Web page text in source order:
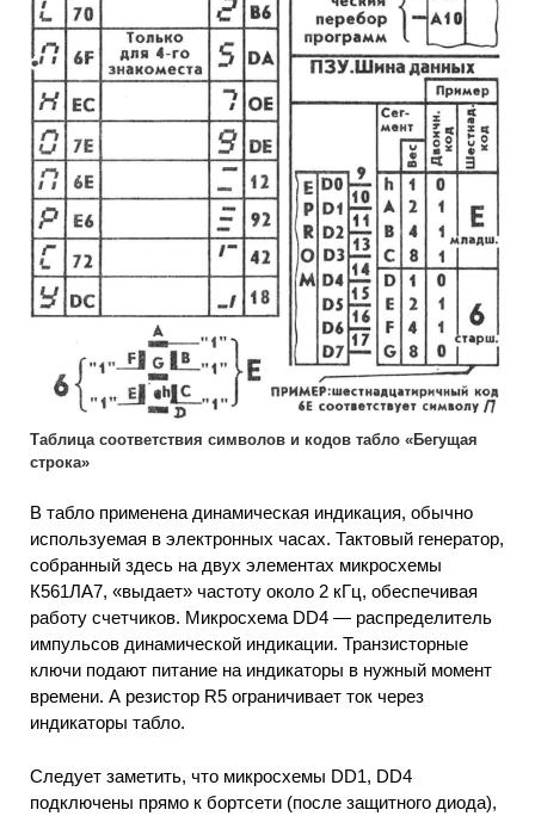
Таблица соответствия символов и кодов табло «Бегущая
строка»
В табло применена динамическая индикация, обычно
используемая в электронных часах. Тактовый генератор,
собранный здесь на двух элементах микросхемы
К561ЛА7, «выдает» частоту около 2 кГц, обеспечивая
работу счетчиков. Микросхема DD4 — распределитель
импульсов динамической индикации. Транзисторные
ключи подают питание на индикаторы в нужный момент
времени. А резистор R5 ограничивает ток через
индикаторы табло.
Следует заметить, что микросхемы DD1, DD4
подключены прямо к бортсети (после защитного диода),